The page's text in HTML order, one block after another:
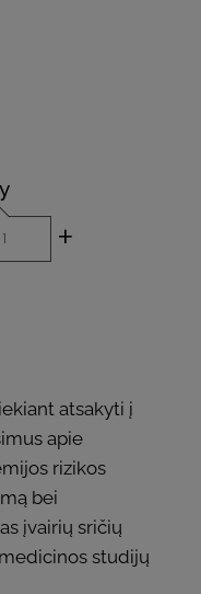
+
atsakyti į
apie
rizikos
bei
įvairių sričių
studijų